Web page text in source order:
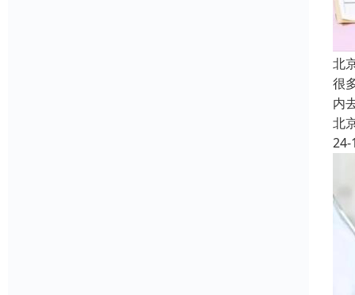
北
很
内
北
24-